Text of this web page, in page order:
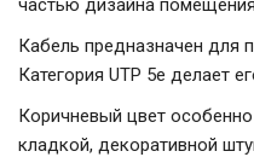
частью дизайна
Кабель предназначен для
Категория UTP 5e делает
Коричневый цвет
кладкой, декоративной